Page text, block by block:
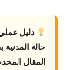
دليل
حالة المدنية
المقال المحدث